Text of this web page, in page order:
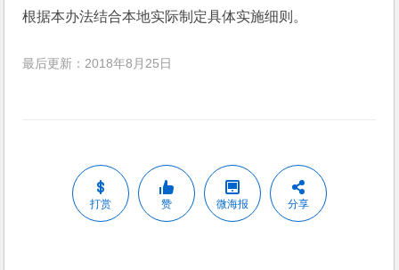
根据本办法结合本地实际制定具体实施细则。
最后更新：2018年8月25日
打赏 赞 微海报 分享